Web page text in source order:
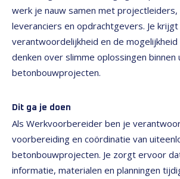
werk je nauw samen met
leveranciers en opdrachtgevers. Je
verantwoordelijkheid en de
denken over slimme oplossingen binnen
betonbouwprojecten.
Dit ga je doen
Als Werkvoorbereider ben je
voorbereiding en coördinatie van
betonbouwprojecten. Je zorgt ervoor
informatie, materialen en planningen